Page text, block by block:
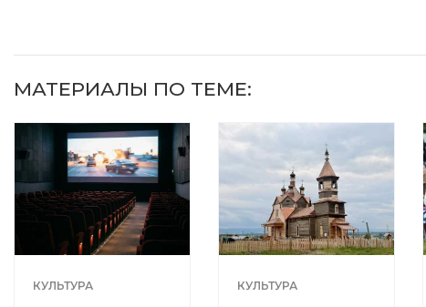
МАТЕРИАЛЫ ПО ТЕМЕ:
КУЛЬТУРА КУЛЬТУРА